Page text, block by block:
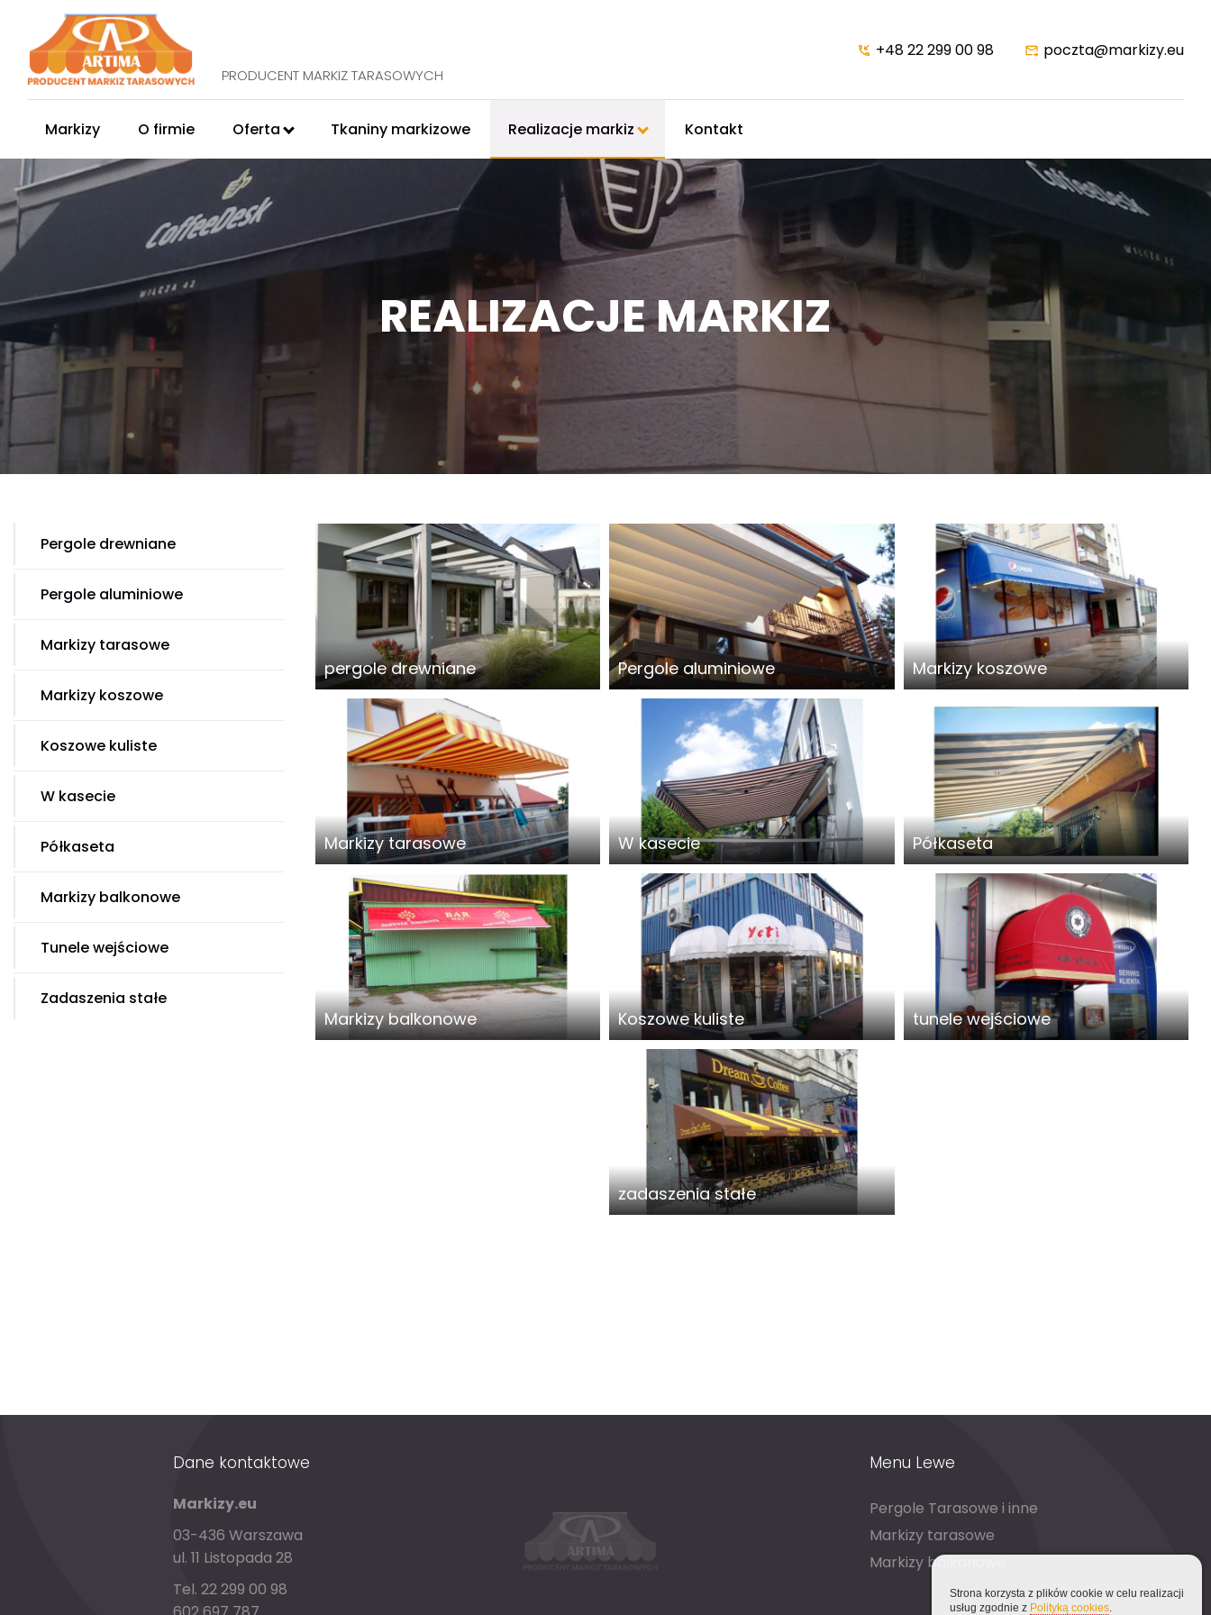
PRODUCENT MARKIZ TARASOWYCH
+48 22 299 00 98 poczta@markizy.eu
Markizy O firmie Oferta Tkaniny markizowe Realizacje markiz Kontakt
pergole drewniane Pergole aluminiowe Markizy koszowe
Markizy tarasowe W kasecie Półkaseta
Markizy balkonowe Koszowe kuliste tunele wejściowe
zadaszenia stałe
Pergole drewniane
Pergole aluminiowe
Markizy tarasowe
Markizy koszowe
Koszowe kuliste
W kasecie
Półkaseta
Markizy balkonowe
Tunele wejściowe
Zadaszenia stałe
REALIZACJE MARKIZ
Dane kontaktowe
Markizy.eu
03-436 Warszawa
ul. 11 Listopada 28
Tel. 22 299 00 98
Menu Lewe
Pergole Tarasowe i inne
Markizy tarasowe
Markizy balkonowe
Strona korzysta z plików cookie w celu realizacji
usług zgodnie z Polityką cookies.